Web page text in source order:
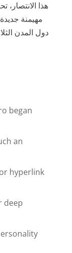
هذا
مهيمنة
دول المدن
began
an
hyperlink
deep